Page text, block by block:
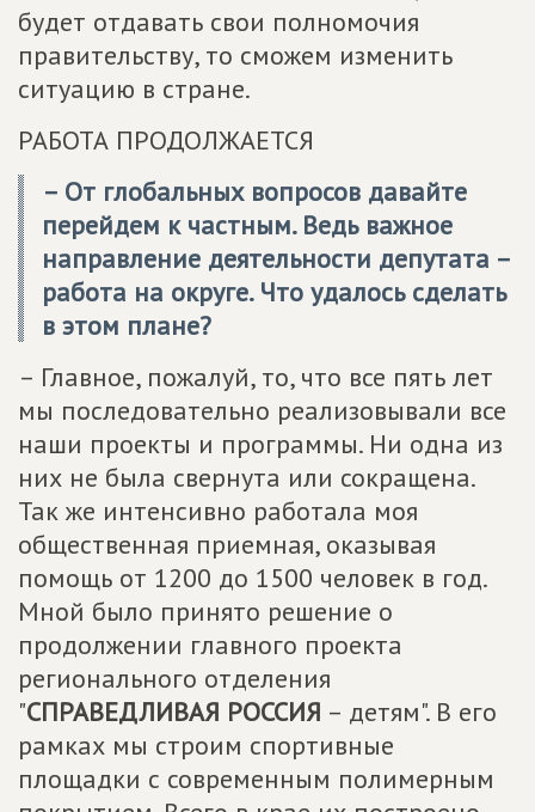
будет отдавать свои полномочия
правительству, то сможем изменить
ситуацию в стране.
РАБОТА ПРОДОЛЖАЕТСЯ
– От глобальных вопросов давайте
перейдем к частным. Ведь важное
направление деятельности депутата –
работа на округе. Что удалось сделать
в этом плане?
– Главное, пожалуй, то, что все пять лет
мы последовательно реализовывали все
наши проекты и программы. Ни одна из
них не была свернута или сокращена.
Так же интенсивно работала моя
общественная приемная, оказывая
помощь от 1200 до 1500 человек в год.
Мной было принято решение о
продолжении главного проекта
регионального отделения
"СПРАВЕДЛИВАЯ РОССИЯ – детям". В его
рамках мы строим спортивные
площадки с современным полимерным